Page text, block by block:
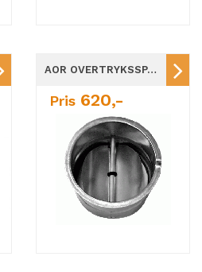
AOR OVERTRYKSSPJÆLD Ø160-Ø450
Pris 620,-